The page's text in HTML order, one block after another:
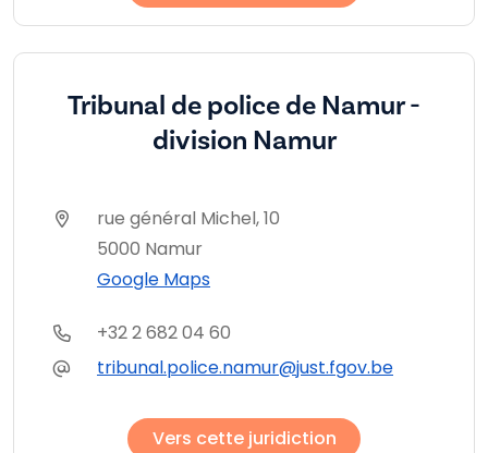
Tribunal de police de Namur -
division Namur
rue général Michel, 10
5000 Namur
Google Maps
+32 2 682 04 60
tribunal.police.namur@just.fgov.be
Vers cette juridiction